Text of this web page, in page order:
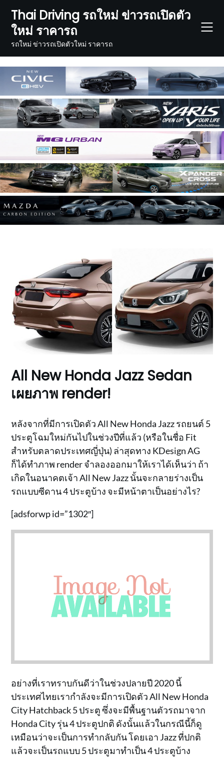
content
Thai Driving รถใหม่ ข่าวรถเปิดตัว
ใหม่ ราคารถ
รถใหม่ ข่าวรถเปิดตัวใหม่ ราคารถ
All New Honda Jazz Sedan
เผยภาพ render!
หลังจากที่มีการเปิดตัว All New Honda Jazz รถยนต์ 5
ประตูโฉมใหม่กันไปในช่วงปีที่แล้ว (หรือในชื่อ Fit
สำหรับตลาดประเทศญี่ปุ่น) ล่าสุดทาง KDesign AG
ก็ได้ทำภาพ render จำลองออกมาให้เราได้เห็นว่า ถ้า
เกิดในอนาคตเจ้า All New Jazz นั้นจะกลายร่างเป็น
รถแบบซีดาน 4 ประตูบ้าง จะมีหน้าตาเป็นอย่างไร?
[adsforwp id=”1302″]
อย่างที่เราทราบกันดีว่าในช่วงปลายปี 2020 นี้
ประเทศไทยเรากำลังจะมีการเปิดตัว All New Honda
City Hatchback 5 ประตู ซึ่งจะมีพื้นฐานตัวรถมาจาก
Honda City รุ่น 4 ประตูปกติ ดังนั้นแล้วในกรณีนี้ก็ดู
เหมือนว่าจะเป็นการทำกลับกัน โดยเอา Jazz ที่ปกติ
แล้วจะเป็นรถแบบ 5 ประตูมาทำเป็น 4 ประตูบ้าง